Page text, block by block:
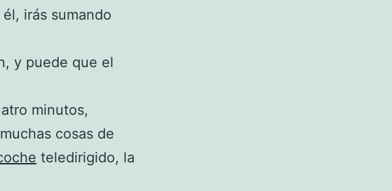
irás sumando
y puede que el
minutos,
cosas de
teledirigido, la